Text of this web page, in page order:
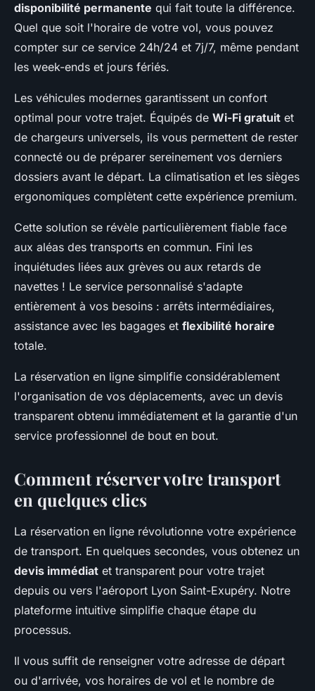
disponibilité permanente qui fait toute la différence.
Quel que soit l'horaire de votre vol, vous pouvez
compter sur ce service 24h/24 et 7j/7, même pendant
les week-ends et jours fériés.
Les véhicules modernes garantissent un confort
optimal pour votre trajet. Équipés de Wi-Fi gratuit et
de chargeurs universels, ils vous permettent de rester
connecté ou de préparer sereinement vos derniers
dossiers avant le départ. La climatisation et les sièges
ergonomiques complètent cette expérience premium.
Cette solution se révèle particulièrement fiable face
aux aléas des transports en commun. Fini les
inquiétudes liées aux grèves ou aux retards de
navettes ! Le service personnalisé s'adapte
entièrement à vos besoins : arrêts intermédiaires,
assistance avec les bagages et flexibilité horaire
totale.
La réservation en ligne simplifie considérablement
l'organisation de vos déplacements, avec un devis
transparent obtenu immédiatement et la garantie d'un
service professionnel de bout en bout.
Comment réserver votre transport
en quelques clics
La réservation en ligne révolutionne votre expérience
de transport. En quelques secondes, vous obtenez un
devis immédiat et transparent pour votre trajet
depuis ou vers l'aéroport Lyon Saint-Exupéry. Notre
plateforme intuitive simplifie chaque étape du
processus.
Il vous suffit de renseigner votre adresse de départ
ou d'arrivée, vos horaires de vol et le nombre de